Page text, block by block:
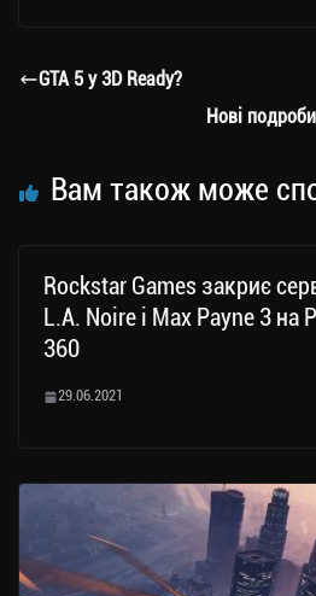
a
er
nk ти
GTA 5 у 3D Ready?
Нові
Вам також може
Rockstar Games закриє
L.A. Noire і Max Payne 3 на
360
29.06.2021